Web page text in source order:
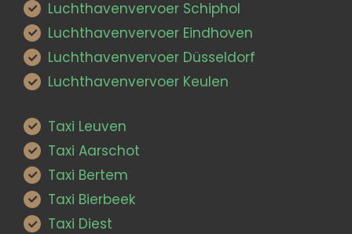
Luchthavenvervoer Schiphol
Luchthavenvervoer Eindhoven
Luchthavenvervoer Düsseldorf
Luchthavenvervoer Keulen
Taxi Leuven
Taxi Aarschot
Taxi Bertem
Taxi Bierbeek
Taxi Diest